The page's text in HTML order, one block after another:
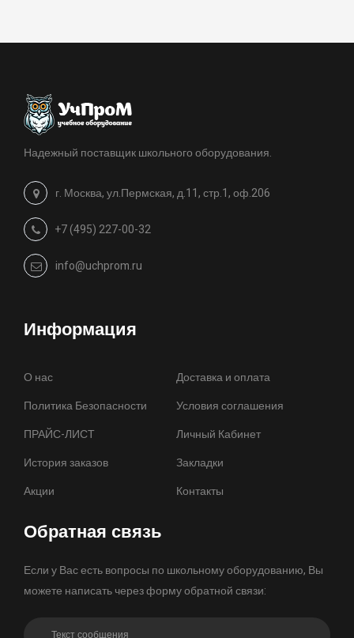
Надежный поставщик школьного оборудования.
г. Москва, ул.Пермская, д.11, стр.1, оф.206
+7 (495) 227-00-32
info@uchprom.ru
Информация
О нас
Доставка и оплата
Политика Безопасности
Условия соглашения
ПРАЙС-ЛИСТ
Личный Кабинет
История заказов
Закладки
Акции
Контакты
Обратная связь
Если у Вас есть вопросы по школьному оборудованию, Вы
можете написать через форму обратной связи: